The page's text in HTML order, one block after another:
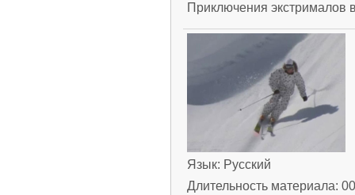
Приключения экстрималов
Язык: Русский
Длительность материала: